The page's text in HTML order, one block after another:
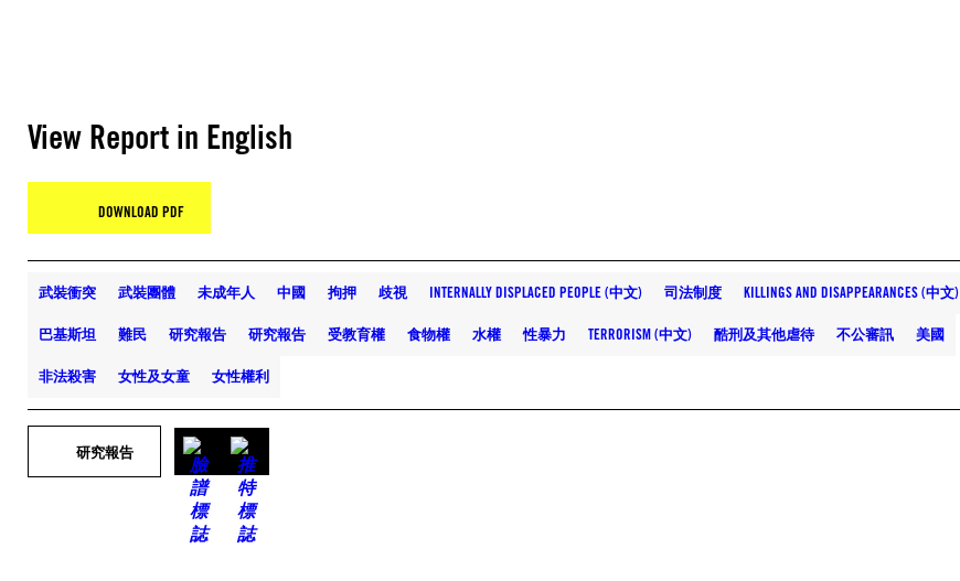
View Report in English
DOWNLOAD PDF
武裝衝突 武裝團體 未成年人 中國 拘押 歧視 INTERNALLY DISPLACED PEOPLE (中文) 司法制度 KILLINGS AND DISAPPEARANCES (中文)
巴基斯坦 難民 研究報告 研究報告 受教育權 食物權 水權 性暴力 TERRORISM (中文) 酷刑及其他虐待 不公審訊 美國
非法殺害 女性及女童 女性權利
研究報告